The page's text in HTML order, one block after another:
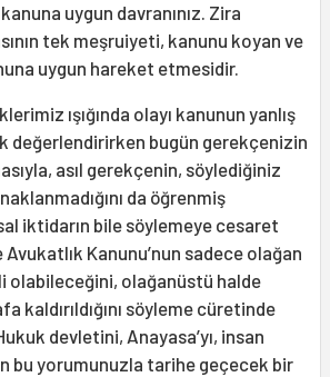
uygun davranınız. Zira
tek meşruiyeti, kanunu koyan ve
uygun hareket etmesidir.
ışığında olayı kanunun yanlış
değerlendirirken bugün gerekçenizin
asıl gerekçenin, söylediğiniz
da öğrenmiş
iktidarın bile söylemeye cesaret
Kanunu’nun sadece olağan
olabileceğini, olağanüstü halde
kaldırıldığını söyleme cüretinde
devletini, Anayasa’yı, insan
bu yorumunuzla tarihe geçecek bir